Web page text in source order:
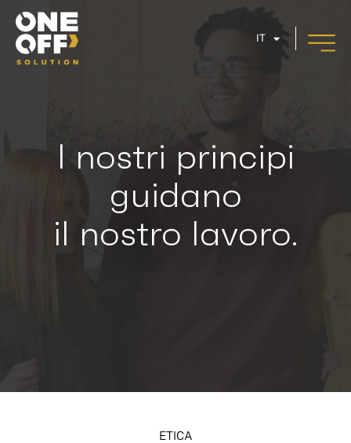
IT
I nostri principi
guidano
il nostro lavoro.
ETICA